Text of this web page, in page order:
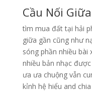
Cầu Nối
tìm mua đất tại hải
giữa gần cũng như
sóng phần nhiều bài
nhiều bản nhạc
ưa ưa chuộng vẫn
kỉnh hệ hiểu and